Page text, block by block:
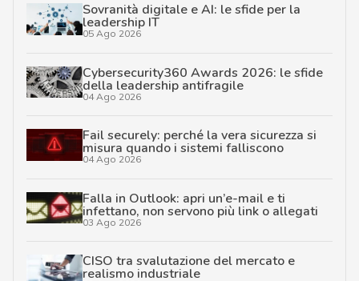
Sovranità digitale e AI: le sfide per la
leadership IT
05 Ago 2026
Cybersecurity360 Awards 2026: le sfide
della leadership antifragile
04 Ago 2026
Fail securely: perché la vera sicurezza si
misura quando i sistemi falliscono
04 Ago 2026
Falla in Outlook: apri un’e-mail e ti
infettano, non servono più link o allegati
03 Ago 2026
CISO tra svalutazione del mercato e
realismo industriale